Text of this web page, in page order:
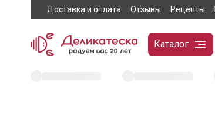
Доставка и оплата Отзывы Рецепты
Каталог